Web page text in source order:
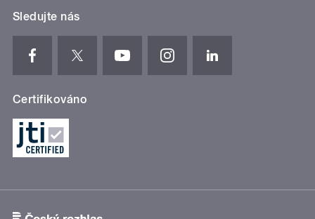
Sledujte nás
Certifikováno